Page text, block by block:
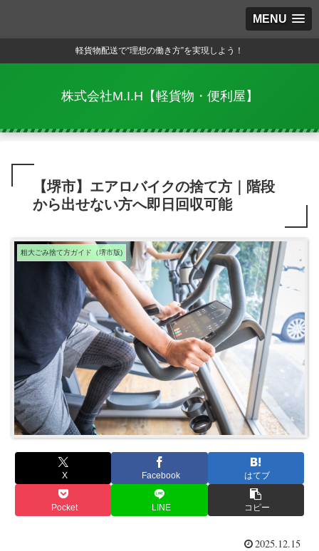
MENU
軽貨物配送で“理想の働き方”を実現しよう！
株式会社M.I.H【軽貨物・便利屋】
【堺市】エアロバイクの捨て方｜階段
から出せない方へ即日回収可能
粗大ごみ捨て方ガイド（堺市版)
X Facebook はてブ
Pocket LINE コピー
2025.12.15